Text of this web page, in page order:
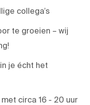
collega’s
te groeien – wij
je écht het
circa 16 - 20 uur